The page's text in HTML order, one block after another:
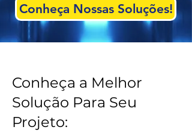
Conheça Nossas Soluções!
Conheça a Melhor
Solução Para Seu
Projeto: